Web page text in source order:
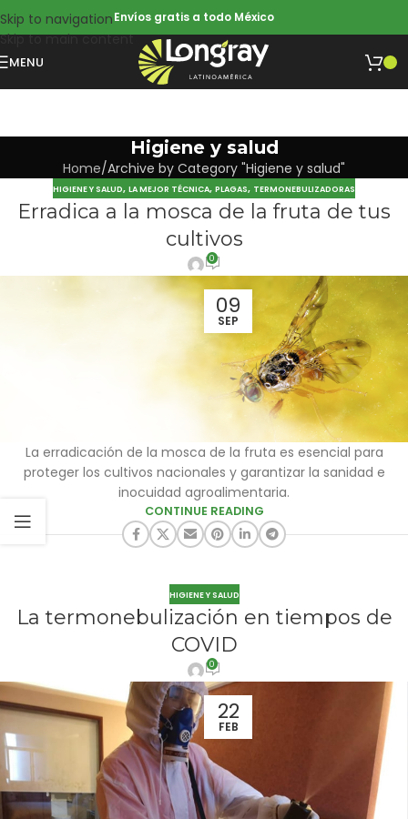
Skip to navigation
Skip to main content
Envíos gratis a todo México
MENU
Higiene y salud
Home Archive by Category "Higiene y salud"
HIGIENE Y SALUD, LA MEJOR TÉCNICA, PLAGAS, TERMONEBULIZADORAS
Erradica a la mosca de la fruta de tus
cultivos
0
09
SEP
La erradicación de la mosca de la fruta es esencial para
proteger los cultivos nacionales y garantizar la sanidad e
inocuidad agroalimentaria.
CONTINUE READING
HIGIENE Y SALUD
La termonebulización en tiempos de
COVID
0
22
FEB